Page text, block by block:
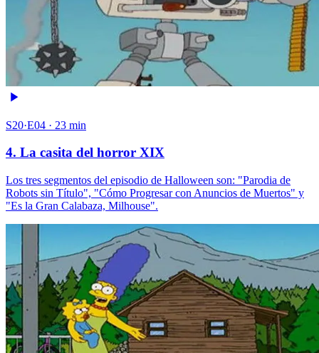
S20·E04 · 23 min
4. La casita del horror XIX
Los tres segmentos del episodio de Halloween son: "Parodia de
Robots sin Título", "Cómo Progresar con Anuncios de Muertos" y
"Es la Gran Calabaza, Milhouse".